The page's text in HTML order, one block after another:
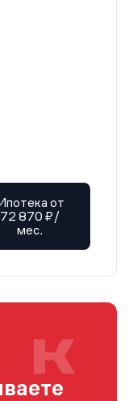
от
72 870 ₽/
мес.